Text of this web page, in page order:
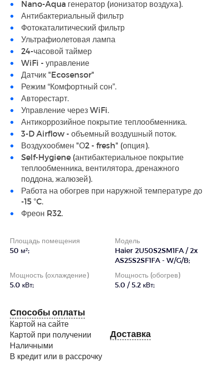
Nano-Aqua генератор (ионизатор воздуха).
Антибактериальный фильтр
Фотокаталитический фильтр
Ультрафиолетовая лампа
24-часовой таймер
WiFi - управление
Датчик "Ecosensor"
Режим “Комфортный сон”.
Авторестарт.
Управление через WiFi.
Антикоррозийное покрытие теплообменника.
3-D Airflow - объемный воздушный поток.
Воздухообмен "О2 - fresh" (опция).
Self-Hygiene (антибактериальное покрытие
теплообменника, вентилятора, дренажного
поддона, жалюзей).
Работа на обогрев при наружной температуре до
-15 °C.
Фреон R32.
Площадь помещения
50 м²;
Модель
Haier 2U50S2SM1FA / 2x
AS25S2SF1FA - W/G/B;
Мощность (охлаждение)
5.0 кВт;
Мощность (обогрев)
5.0 / 5.2 кВт;
Способы оплаты
Картой на сайте
Картой при получении
Наличными
В кредит или в рассрочку
Доставка